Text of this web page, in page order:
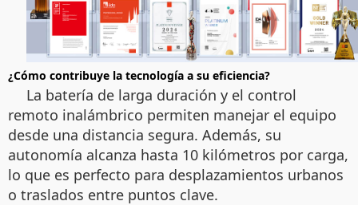
¿Cómo contribuye la tecnología a su eficiencia?
La batería de larga duración y el control
remoto inalámbrico permiten manejar el equipo
desde una distancia segura. Además, su
autonomía alcanza hasta 10 kilómetros por carga,
lo que es perfecto para desplazamientos urbanos
o traslados entre puntos clave.